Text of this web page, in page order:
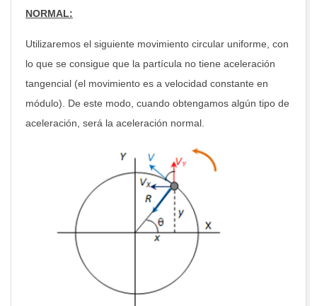
NORMAL:
Utilizaremos el siguiente movimiento circular uniforme, con
lo que se consigue que la partícula no tiene aceleración
tangencial (el movimiento es a velocidad constante en
módulo). De este modo, cuando obtengamos algún tipo de
aceleración, será la aceleración normal.